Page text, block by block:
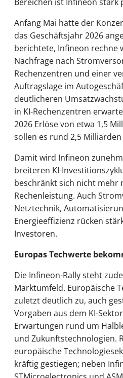
Anfang Mai hatte der
das Geschäftsjahr 2026
berichtete, Infineon rechne
Nachfrage nach
Rechenzentren und einer
Auftragslage im
deutlicheren
in KI-Rechenzentren
2026 Erlöse von etwa 1,5
sollen es rund 2,5
Damit wird Infineon
breiteren KI-
beschränkt sich nicht mehr
Rechenleistung. Auch
Netztechnik,
Energieeffizienz rücken
Investoren.
Europas Techwerte
Die Infineon-Rally steht
Marktumfeld. Europäische
zuletzt deutlich zu, auch
Vorgaben aus dem KI-
Erwartungen rund um
und Zukunftstechnologien.
europäische
kräftig gestiegen; neben